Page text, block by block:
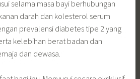
selama masa bayi berhubungan
darah dan kolesterol serum
prevalensi diabetes tipe 2 yang
kelebihan berat badan dan
dan dewasa.